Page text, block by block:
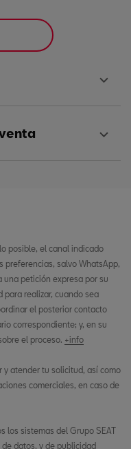
posible, el canal indicado
preferencias, salvo WhatsApp,
petición expresa por su
para realizar, cuando sea
el posterior contacto
correspondiente; y, en su
el proceso. +info
y atender tu solicitud, así como
comerciales, en caso de
los sistemas del Grupo SEAT
datos, y de publicidad